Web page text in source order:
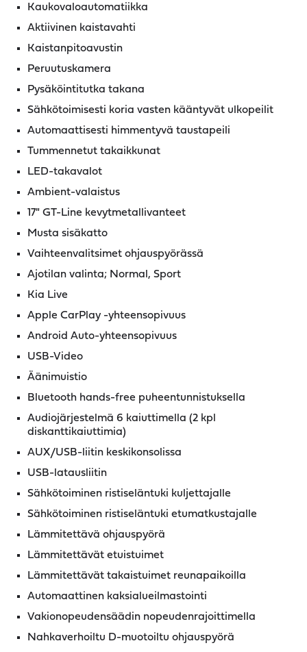
Kaukovaloautomatiikka
Aktiivinen kaistavahti
Kaistanpitoavustin
Peruutuskamera
Pysäköintitutka takana
Sähkötoimisesti koria vasten kääntyvät ulkopeilit
Automaattisesti himmentyvä taustapeili
Tummennetut takaikkunat
LED-takavalot
Ambient-valaistus
17" GT-Line kevytmetallivanteet
Musta sisäkatto
Vaihteenvalitsimet ohjauspyörässä
Ajotilan valinta; Normal, Sport
Kia Live
Apple CarPlay -yhteensopivuus
Android Auto-yhteensopivuus
USB-Video
Äänimuistio
Bluetooth hands-free puheentunnistuksella
Audiojärjestelmä 6 kaiuttimella (2 kpl
diskanttikaiuttimia)
AUX/USB-liitin keskikonsolissa
USB-latausliitin
Sähkötoiminen ristiseläntuki kuljettajalle
Sähkötoiminen ristiseläntuki etumatkustajalle
Lämmitettävä ohjauspyörä
Lämmitettävät etuistuimet
Lämmitettävät takaistuimet reunapaikoilla
Automaattinen kaksialueilmastointi
Vakionopeudensäädin nopeudenrajoittimella
Nahkaverhoiltu D-muotoiltu ohjauspyörä